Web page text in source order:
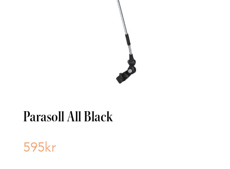
Parasoll All Black
595kr